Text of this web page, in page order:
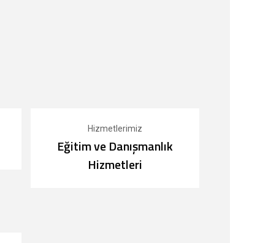
Hizmetlerimiz
Eğitim ve Danışmanlık
Hizmetleri